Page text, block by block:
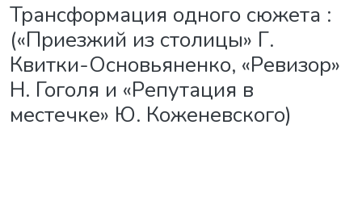
Трансформация одного сюжета :
(«Приезжий из столицы» Г.
Квитки-Основьяненко, «Ревизор»
Н. Гоголя и «Репутация в
местечке» Ю. Коженевского)